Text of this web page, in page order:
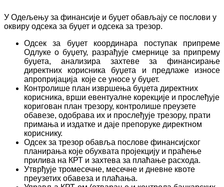
У Одељењу за финансије и буџет обављају се послови у
оквиру одсека за буџет и одсека за трезор.
Одсек за буџет координара поступак припреме
Одлуке о буџету, разрађује смернице за припрему
буџета, анализира захтеве за финансирање
директних корисника буџета и предлаже износе
апропријација које се уносе у буџет.
Контролише план извршења буџета директних
корисника, врши евентуалне корекције и прослеђује
коригован план трезору, контролише преузете
обавезе, одобрава их и прослеђује трезору, прати
примања и издатке и даје препоруке директном
кориснику.
Одсек за трезор обавља послове финансијског
планирања које обухвата пројекцију и праћење
прилива на КРТ и захтева за плаћање расхода.
Утврђује тромесечне, месечне и дневне квоте
преузетих обавеза и плаћања.